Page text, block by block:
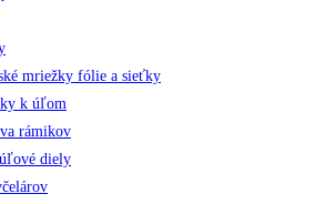
mriežky fólie a sieťky
k úľom
rámikov
diely